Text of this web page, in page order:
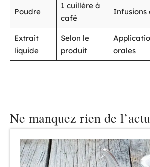
Poudre
1 cuillère à
café
Infusions
Extrait
liquide
Selon le
produit
orales
Ne manquez rien de